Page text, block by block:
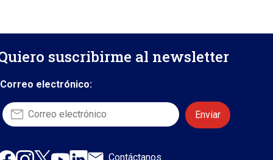
suscribirme al newsletter
Correo electrónico:
Contáctanos